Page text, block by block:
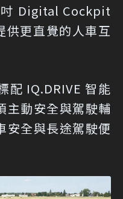
Digital Cockpit
供更直覺的人車互
配 IQ.DRIVE 智能
主動安全與駕駛輔
安全與長途駕駛便